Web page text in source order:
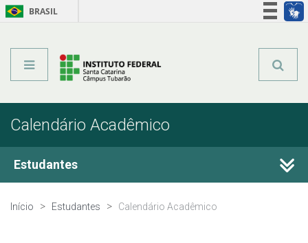
BRASIL
Calendário Acadêmico
Estudantes
Estágio
Início Estudantes Calendário Acadêmico